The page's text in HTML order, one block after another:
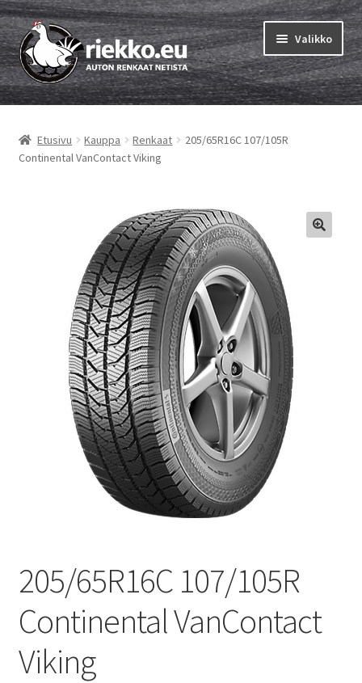
Siirry
navigointiin
Siirry
sisältöön
Valikko
Etusivu
Vinkit & ohjeet
Rengastestit
Etusivu Kauppa Renkaat
205/65R16C 107/105R
Continental VanContact Viking
205/65R16C 107/105R
Continental VanContact
Viking